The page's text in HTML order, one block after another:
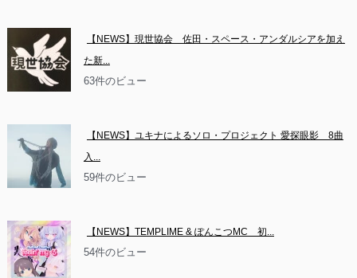
【NEWS】現世協会　佐田・スペース・アンダルシアを加え
た新...
63件のビュー
【NEWS】ユキナによるソロ・プロジェクト 愛探眼影　8曲
入...
59件のビュー
【NEWS】TEMPLIME & ぽんこつMC　初...
54件のビュー